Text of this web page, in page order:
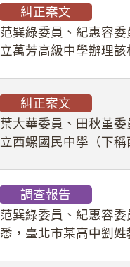
人員保障法」及「職業
所定維護公務人員
糾正案文
范巽綠委員、紀惠容
立萬芳高級中學辦理
業把關與糾錯功能，不
告漏未審酌師生不
糾正案文
葉大華委員、田秋堇
立西螺國民中學（下
教羽球隊學生等行為，
事件處理會議（下
調查報告
范巽綠委員、紀惠容委
悉，臺北市某高中劉